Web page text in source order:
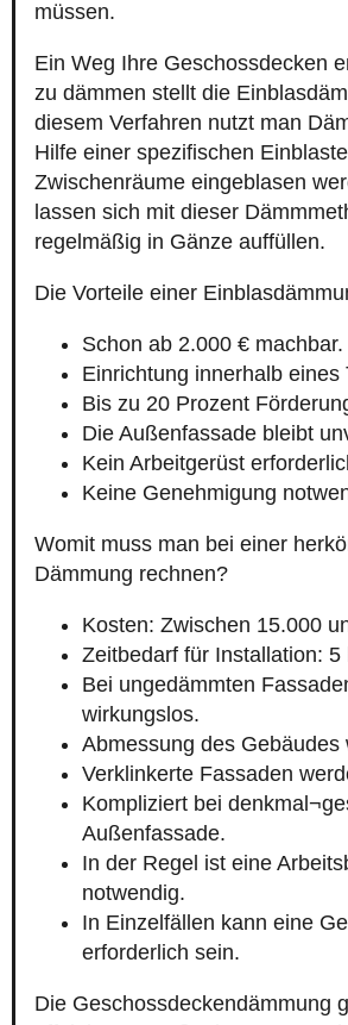
müssen.
Ein Weg Ihre Geschossdecken
zu dämmen stellt die
diesem Verfahren nutzt man
Hilfe einer spezifischen
Zwischenräume eingeblasen
lassen sich mit dieser
regelmäßig in Gänze auffüllen.
Die Vorteile einer
Schon ab 2.000 € machbar.
Einrichtung innerhalb eines
Bis zu 20 Prozent
Die Außenfassade bleibt
Kein Arbeitgerüst
Keine Genehmigung
Womit muss man bei einer
Dämmung rechnen?
Kosten: Zwischen 15.000
Zeitbedarf für Installation: 5
Bei ungedämmten
wirkungslos.
Abmessung des Gebäudes
Verklinkerte Fassaden
Kompliziert bei
Außenfassade.
In der Regel ist eine
notwendig.
In Einzelfällen kann eine
erforderlich sein.
Die Geschossdeckendämmung